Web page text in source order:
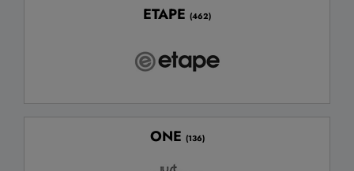
ETAPE (462)
ONE (136)